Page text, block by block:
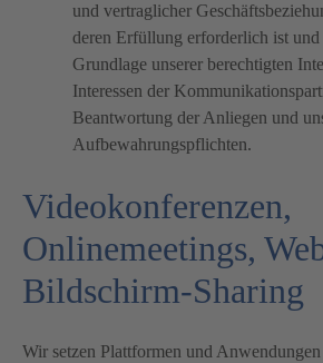
und vertraglicher
deren Erfüllung erforderlich ist
Grundlage unserer berechtigten
Interessen der
Beantwortung der Anliegen und
Aufbewahrungspflichten.
Videokonferenzen,
Onlinemeetings,
Bildschirm-Sharing
Wir setzen Plattformen und